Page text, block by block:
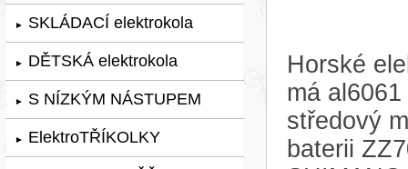
► SKLÁDACÍ elektrokola
► DĚTSKÁ elektrokola
► S NÍZKÝM NÁSTUPEM
► ElektroTŘÍKOLKY
Horské
má
středový
baterii